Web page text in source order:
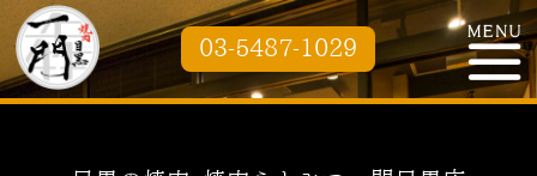
03-5487-1029